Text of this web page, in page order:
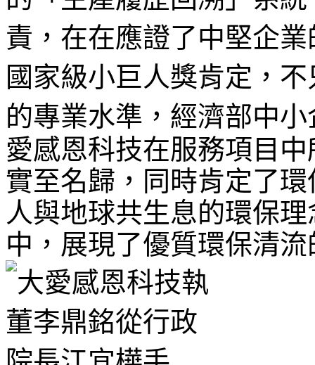
責，在在應證了中堅企
國家級小巨人獎肯定，
的專業水準， 經濟部中
愛感恩科技在服務項目
實至名歸，同時肯定了
人與地球共生息的環保
中，展現了優質環保清